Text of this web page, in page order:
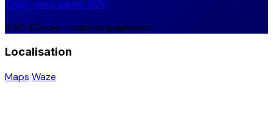
Créer mon alerte RDV
9,90 €/mois — sans engagement
Localisation
Maps Waze